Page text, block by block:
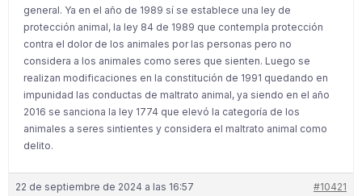
general. Ya en el año de 1989 sí se establece una ley de
protección animal, la ley 84 de 1989 que contempla protección
contra el dolor de los animales por las personas pero no
considera a los animales como seres que sienten. Luego se
realizan modificaciones en la constitución de 1991 quedando en
impunidad las conductas de maltrato animal, ya siendo en el año
2016 se sanciona la ley 1774 que elevó la categoría de los
animales a seres sintientes y considera el maltrato animal como
delito.
22 de septiembre de 2024 a las 16:57 #10421